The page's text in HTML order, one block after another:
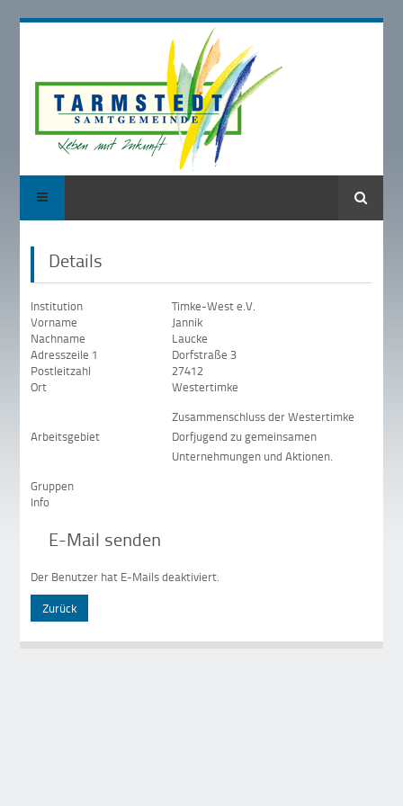
Suche
Details
Institution
Timke-West e.V.
Vorname
Jannik
Nachname
Laucke
Adresszeile 1
Dorfstraße 3
Postleitzahl
27412
Ort
Westertimke
Arbeitsgebiet
Zusammenschluss der Westertimke
Dorfjugend zu gemeinsamen
Unternehmungen und Aktionen.
Gruppen
Info
E-Mail senden
Der Benutzer hat E-Mails deaktiviert.
Zurück